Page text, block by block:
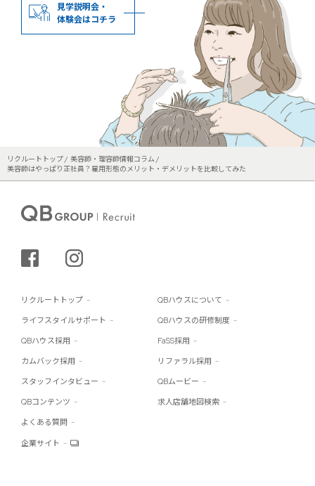
見学説明会・
体験会はコチラ
リクルートトップ
美容師・理容師情報コラム
美容師はやっぱり正社員？雇用形態のメリット・デメリットを比較してみた
シェアする
リクルートトップ QBハウスについて
ライフスタイルサポート QBハウスの研修制度
QBハウス採用 FaSS採用
カムバック採用 リファラル採用
スタッフインタビュー QBムービー
QBコンテンツ 求人店舗地図検索
よくある質問
企業サイト